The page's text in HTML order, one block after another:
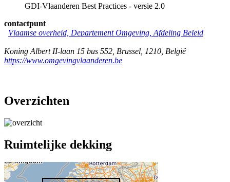
GDI-Vlaanderen Best Practices - versie 2.0
contactpunt
Vlaamse overheid, Departement Omgeving, Afdeling Beleid
Koning Albert II-laan 15 bus 552 Brussel 1210 België
https://www.omgevingvlaanderen.be
Overzichten
Ruimtelijke dekking